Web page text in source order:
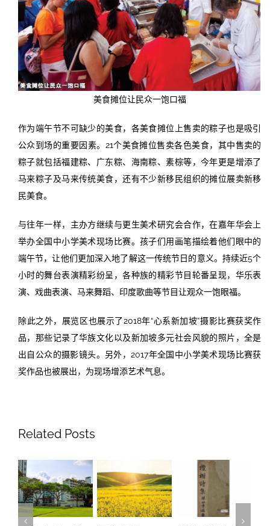
美食摊位让民众一饱口福
作为端午节不可缺少的美食，各美食摊位上售卖的粽子也是吸引
公众到场的重要因素。21个美食摊位售卖各色美食，其中售卖的
粽子就包括福建粽、广东粽、海南粽、素棕等，今年更是增添了
马来粽子及马来传统美食，还有不少新移民组织的摊位展卖新移
民美食。
与往年一样，主办方继续与更生美术研究会合作，在嘉年华会上
举办全国中小学美术现场比赛。孩子们用画笔描绘着他们眼中的
端午节，让他们更加深入地了解这一传统节日的意义。持续近5个
小时的舞台表演精彩纷呈，各种族的精彩节目轮番呈现，华乐表
演、戏曲表演、马来舞蹈、印度歌曲等节目让观众一饱眼福。
除此之外，展览区也展示了2018年“心系新加坡”摄影比赛获奖作
品，那些记录了华族文化以及新加坡多元社会风貌的照片，全是
出自公众的摄影镜头。另外，2017年全国中小学美术现场比赛获
奖作品也被展出，为现场增添艺术气息。
Related Posts